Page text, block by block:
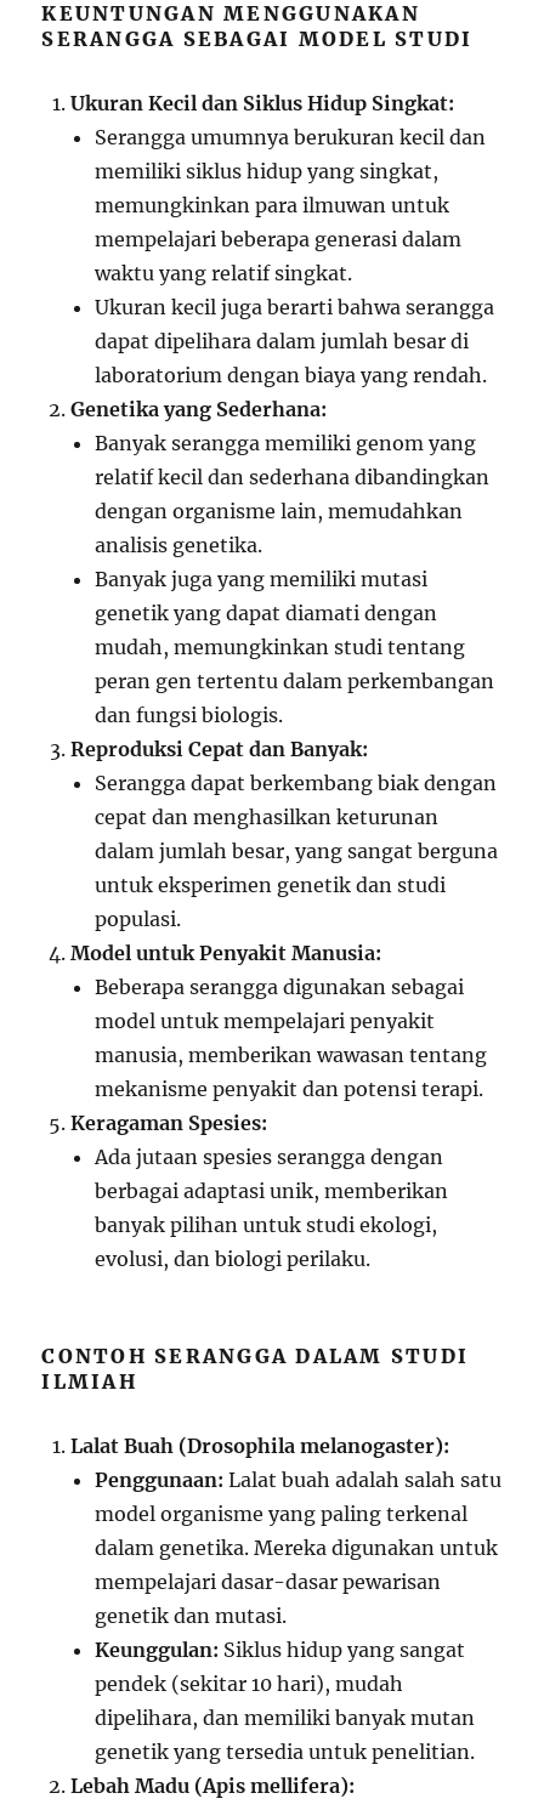
KEUNTUNGAN MENGGUNAKAN
SERANGGA SEBAGAI MODEL STUDI
Ukuran Kecil dan Siklus Hidup Singkat:
Serangga umumnya berukuran kecil dan
memiliki siklus hidup yang singkat,
memungkinkan para ilmuwan untuk
mempelajari beberapa generasi dalam
waktu yang relatif singkat.
Ukuran kecil juga berarti bahwa serangga
dapat dipelihara dalam jumlah besar di
laboratorium dengan biaya yang rendah.
Genetika yang Sederhana:
Banyak serangga memiliki genom yang
relatif kecil dan sederhana dibandingkan
dengan organisme lain, memudahkan
analisis genetika.
Banyak juga yang memiliki mutasi
genetik yang dapat diamati dengan
mudah, memungkinkan studi tentang
peran gen tertentu dalam perkembangan
dan fungsi biologis.
Reproduksi Cepat dan Banyak:
Serangga dapat berkembang biak dengan
cepat dan menghasilkan keturunan
dalam jumlah besar, yang sangat berguna
untuk eksperimen genetik dan studi
populasi.
Model untuk Penyakit Manusia:
Beberapa serangga digunakan sebagai
model untuk mempelajari penyakit
manusia, memberikan wawasan tentang
mekanisme penyakit dan potensi terapi.
Keragaman Spesies:
Ada jutaan spesies serangga dengan
berbagai adaptasi unik, memberikan
banyak pilihan untuk studi ekologi,
evolusi, dan biologi perilaku.
CONTOH SERANGGA DALAM STUDI
ILMIAH
Lalat Buah (Drosophila melanogaster):
Penggunaan: Lalat buah adalah salah satu
model organisme yang paling terkenal
dalam genetika. Mereka digunakan untuk
mempelajari dasar-dasar pewarisan
genetik dan mutasi.
Keunggulan: Siklus hidup yang sangat
pendek (sekitar 10 hari), mudah
dipelihara, dan memiliki banyak mutan
genetik yang tersedia untuk penelitian.
Lebah Madu (Apis mellifera):